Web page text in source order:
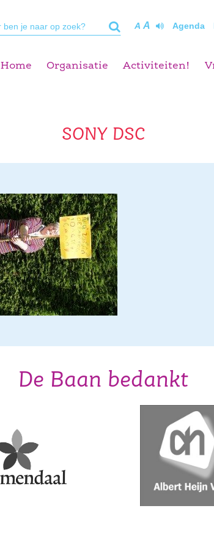
A A Agenda
Home Organisatie Activiteiten!
SONY DSC
De Baan bedankt